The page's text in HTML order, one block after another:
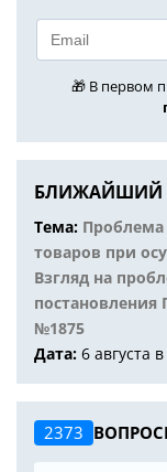
🎁 В первом
БЛИЖАЙШИЙ
Тема:
товаров при
Взгляд на
постановления
№1875
Дата: 6 августа
2373